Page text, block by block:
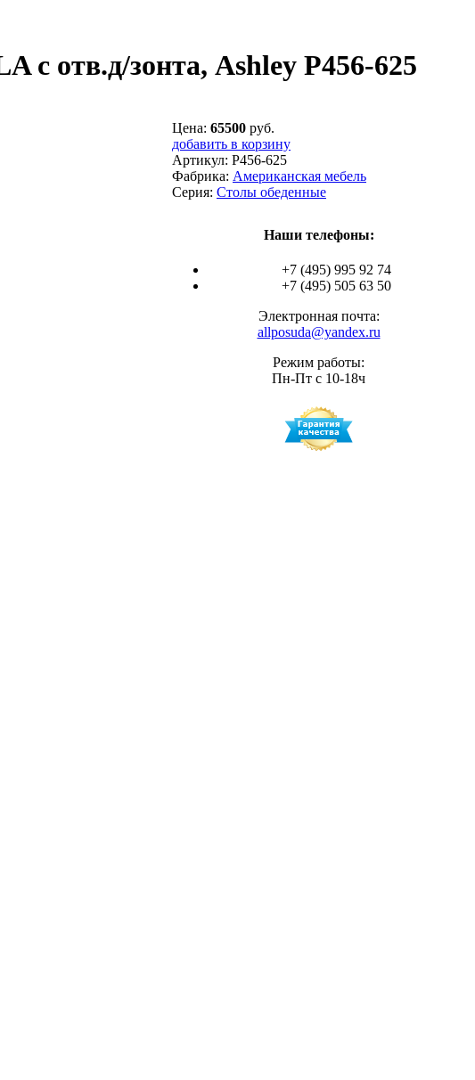
с отв.д/зонта, Ashley P456-625
Цена: 65500 руб.
добавить в корзину
Артикул: P456-625
Фабрика: Американская мебель
Серия: Столы обеденные
Наши телефоны:
+7 (495) 995 92 74
+7 (495) 505 63 50
Электронная почта:
allposuda@yandex.ru
Режим работы:
Пн-Пт с 10-18ч